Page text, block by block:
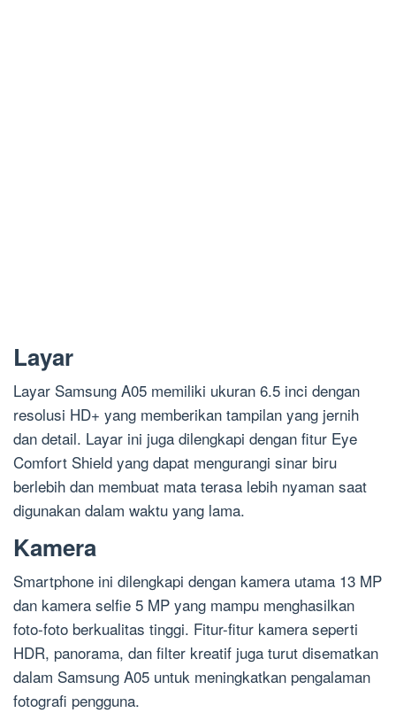
Layar
Layar Samsung A05 memiliki ukuran 6.5 inci dengan
resolusi HD+ yang memberikan tampilan yang jernih
dan detail. Layar ini juga dilengkapi dengan fitur Eye
Comfort Shield yang dapat mengurangi sinar biru
berlebih dan membuat mata terasa lebih nyaman saat
digunakan dalam waktu yang lama.
Kamera
Smartphone ini dilengkapi dengan kamera utama 13 MP
dan kamera selfie 5 MP yang mampu menghasilkan
foto-foto berkualitas tinggi. Fitur-fitur kamera seperti
HDR, panorama, dan filter kreatif juga turut disematkan
dalam Samsung A05 untuk meningkatkan pengalaman
fotografi pengguna.